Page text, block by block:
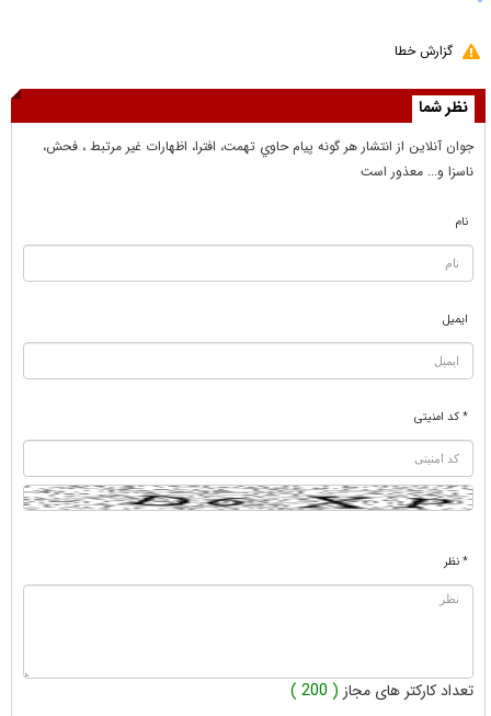
گزارش خطا
نظر شما
جوان آنلاين از انتشار هر گونه پيام حاوي تهمت، افترا، اظهارات غير مرتبط ، فحش،
ناسزا و... معذور است
نام
ایمیل
* کد امنیتی
* نظر
تعداد کارکتر های مجاز ( 200 )